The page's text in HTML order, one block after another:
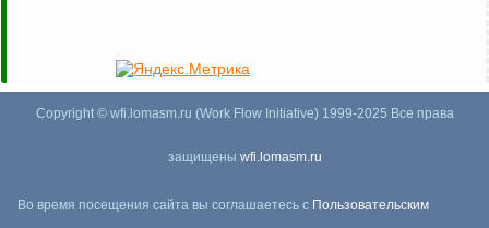
Copyright © wfi.lomasm.ru (Work Flow Initiative) 1999-2025 Все права
защищены wfi.lomasm.ru
Во время посещения сайта вы соглашаетесь с Пользовательским